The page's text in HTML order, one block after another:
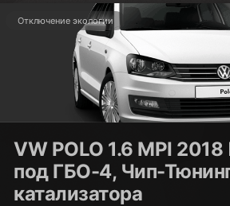
Отключение экологии
VW POLO 1.6 MPI
под ГБО-4, Чип-
катализатора